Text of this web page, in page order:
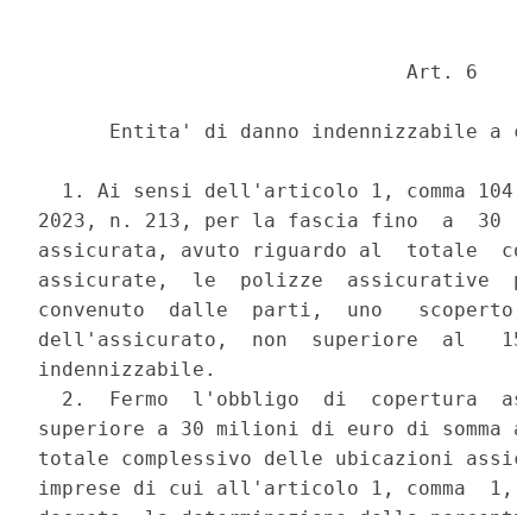
                               Art. 6
Entita' di danno indennizzabile a
1. Ai sensi dell'articolo 1, comma
2023, n. 213, per la fascia fino  a  30
assicurata, avuto riguardo al  totale
assicurate,  le  polizze  assicurative
convenuto  dalle  parti,  uno
dell'assicurato,  non  superiore  al
indennizzabile.
2.  Fermo  l'obbligo  di  copertura
superiore a 30 milioni di euro di
totale complessivo delle ubicazioni
imprese di cui all'articolo 1, comma